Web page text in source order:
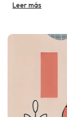
Leer más